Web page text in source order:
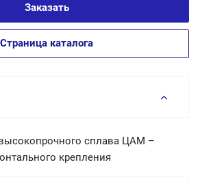
Заказать
Страница каталога
сплава ЦАМ –
крепления